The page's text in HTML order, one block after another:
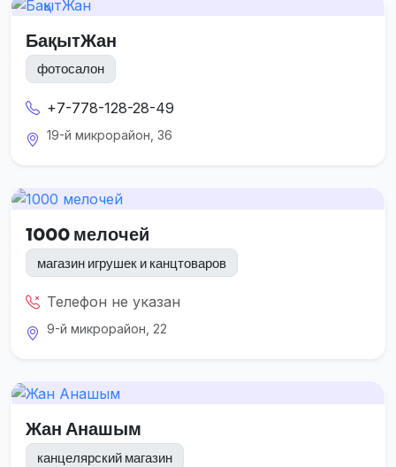
БақытЖан
фотосалон
+7-778-128-28-49
19-й микрорайон, 36
1000 мелочей
магазин игрушек и канцтоваров
Телефон не указан
9-й микрорайон, 22
Жан Анашым
канцелярский магазин